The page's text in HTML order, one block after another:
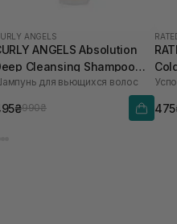
ANGELS
ANGELS Absolution
Cleansing Shampoo
мл
для вьющихся волос
990₴